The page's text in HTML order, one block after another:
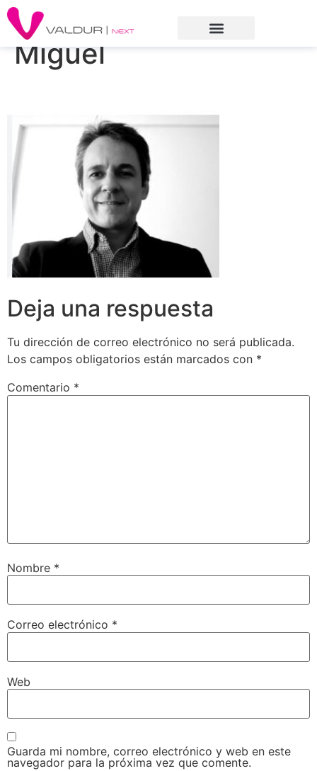
Miguel
Deja una respuesta
Tu dirección de correo electrónico no será publicada.
Los campos obligatorios están marcados con *
Comentario *
Nombre *
Correo electrónico *
Web
Guarda mi nombre, correo electrónico y web en este
navegador para la próxima vez que comente.